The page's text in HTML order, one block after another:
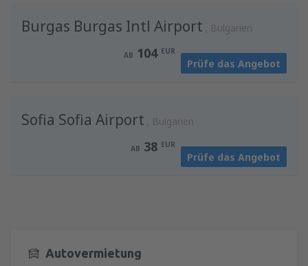
Burgas Burgas Intl Airport Bulgarien
AB 104 EUR
Prüfe das Angebot
Sofia Sofia Airport Bulgarien
AB 38 EUR
Prüfe das Angebot
Autovermietung